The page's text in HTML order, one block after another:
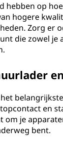
hebben op
hogere
Zorg er
die zowel je
en
je
bent.